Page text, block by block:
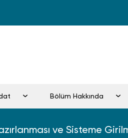
Bölüm Hakkında
ve Sisteme